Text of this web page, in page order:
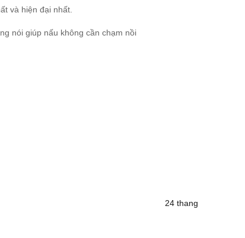
và hiện đại nhất.
nói giúp nấu không cần chạm nồi
24 thang